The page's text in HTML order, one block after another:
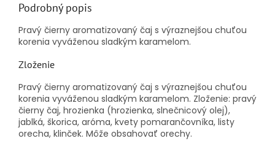
Podrobný popis
Pravý čierny aromatizovaný čaj s výraznejšou chuťou
korenia vyváženou sladkým karamelom.
Zloženie
Pravý čierny aromatizovaný čaj s výraznejšou chuťou
korenia vyváženou sladkým karamelom. Zloženie: pravý
čierny čaj, hrozienka (hrozienka, slnečnicový olej),
jablká, škorica, aróma, kvety pomarančovníka, listy
orecha, klinček. Môže obsahovať orechy.